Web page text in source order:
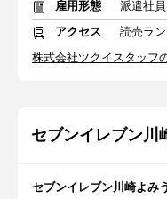
雇用形態
派遣社員
アクセス
読売ラ
株式会社ツクイスタッフ
セブンイレブン川
セブンイレブン川崎よみ